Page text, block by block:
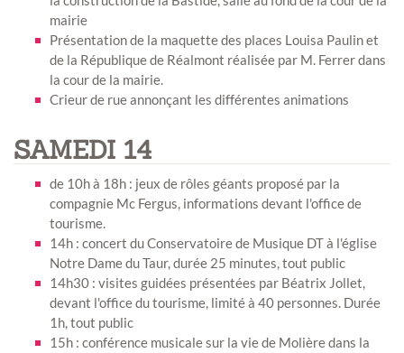
mairie
Présentation de la maquette des places Louisa Paulin et
de la République de Réalmont réalisée par M. Ferrer dans
la cour de la mairie.
Crieur de rue annonçant les différentes animations
SAMEDI 14
de 10h à 18h : jeux de rôles géants proposé par la
compagnie Mc Fergus, informations devant l'office de
tourisme.
14h : concert du Conservatoire de Musique DT à l'église
Notre Dame du Taur, durée 25 minutes, tout public
14h30 : visites guidées présentées par Béatrix Jollet,
devant l'office du tourisme, limité à 40 personnes. Durée
1h, tout public
15h : conférence musicale sur la vie de Molière dans la